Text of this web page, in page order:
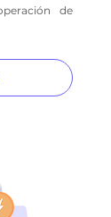
de